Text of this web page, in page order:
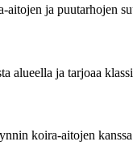
ja puutarhojen
ja tarjoaa
koira-aitojen